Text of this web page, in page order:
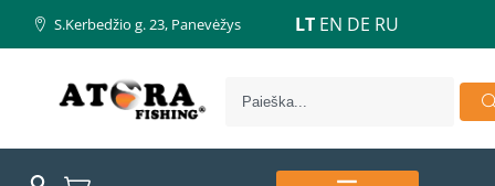
S.Kerbedžio g. 23, Panevėžys LT EN DE RU